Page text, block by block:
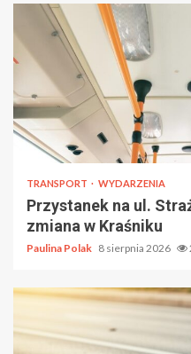
TRANSPORT WYDARZENIA
Przystanek na ul.
zmiana w Kraśniku
Paulina Polak 8 sierpnia 2026